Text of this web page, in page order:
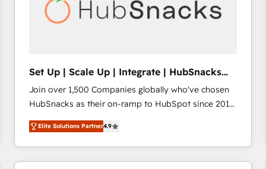
Premier Partner 2023 🌟5 HubSpot Accreditations 🌟
Won HubSpot Theme Challenge 2021 🌟INBOUND’19
HubSpot experience ✔️Flexible pricing models —
Hourly-fee (assigned one Dedicated HubSpot
Admin); Monthly-fee (HubSpot Admin + Project
Manager); and Fixed Project Cost (as per
requirement). ✔️Helped over 25,000+ customers so
far with our HubSpot solutions. ✔️Bespoke apps &
on-demand bundle services. Connect with us today!
Set Up | Scale Up | Integrate | HubSnacks
FlexPlan
Join over 1,500 Companies globally who've chosen
HubSnacks as their on-ramp to HubSpot since 2014
Simple pay-as-you-go plans that accelerate value...
1️⃣ Set Up | Onboarding New or Check-fixing existing
HubSpot portals 2️⃣ Scale Up | 100% HubSpot Task
Execution... Global 24/7 ... All Experts 3️⃣ Integrate |
Elite Solutions Partner4.9